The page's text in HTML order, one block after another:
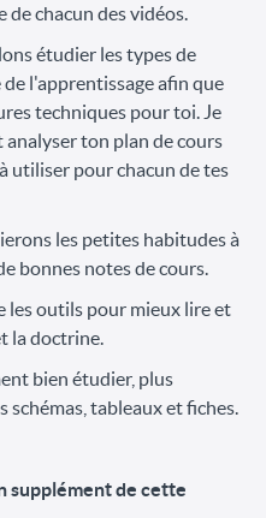
de chacun des vidéos.
étudier les types de
l'apprentissage afin que
techniques pour toi. Je
ton plan de cours
utiliser pour chacun de tes
les petites habitudes à
bonnes notes de cours.
les outils pour mieux lire et
la doctrine.
bien étudier, plus
schémas, tableaux et fiches.
supplément de cette